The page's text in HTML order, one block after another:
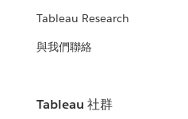
Tableau Research
與我們聯絡
Tableau 社群